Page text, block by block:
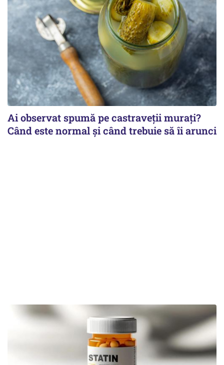
Ai observat spumă pe castraveții murați?
Când este normal și când trebuie să îi arunci